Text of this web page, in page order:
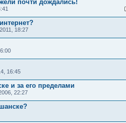
почти дождались!
18:27
16:45
и за его пределами
22:27